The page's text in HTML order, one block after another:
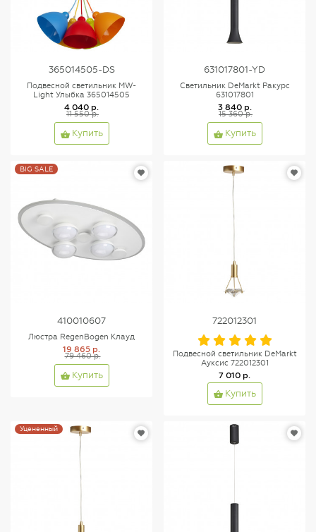
365014505-DS
Подвесной светильник MW-
Light Улыбка 365014505
4 040 р.
11 550 р.
Купить
631017801-YD
Светильник DeMarkt Ракурс
631017801
3 840 р.
15 360 р.
Купить
BIG SALE
410010607
Люстра RegenBogen Клауд
19 865 р.
79 460 р.
Купить
722012301
Подвесной светильник DeMarkt
Ауксис 722012301
7 010 р.
Купить
Уцененный